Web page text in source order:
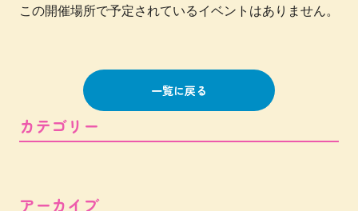
この開催場所で予定されているイベントはありません。
一覧に戻る
カテゴリー
アーカイブ